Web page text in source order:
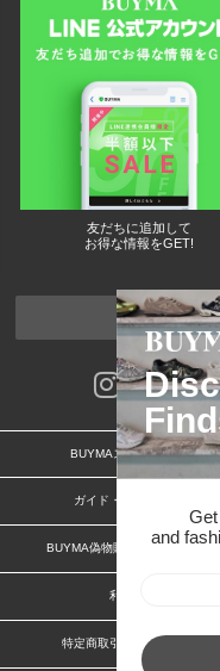
友だちに追加して
お得な情報をGET!
BUYMAスタートガイド
ガイド・お問い合わせ
BUYMA偽物販売防止の取り組み
利用規約
特定商取引法に関する表記